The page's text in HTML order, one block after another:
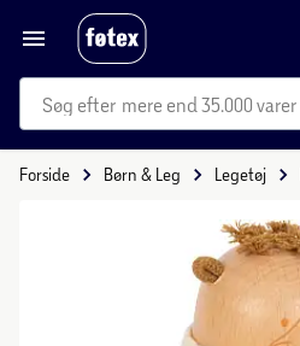
mere end 35.000 varer
Forside Børn & Leg Legetøj